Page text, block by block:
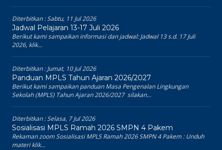
Diterbitkan :Sabtu, 11 Jul 2026
Jadwal Pelajaran 13-17 Juli 2026
Berikut kami sampaikan informasi dan jadwal: Jadwal 13 s.d. 17 Juli
2026, klik...
Diterbitkan :Jumat, 10 Jul 2026
Panduan MPLS Tahun Ajaran 2026/2027
Berikut kami sampaikan panduan Masa Pengenalan Lingkungan
Sekolah (MPLS) Tahun Ajaran 2026/2027 silakan...
Diterbitkan :Selasa, 7 Jul 2026
Sosialisasi MPLS Ramah 2026 SMPN 4 Pakem
Rekaman zoom Sosialisasi MPLS Ramah 2026 SMPN 4 Pakem : Unduh
materi klik...